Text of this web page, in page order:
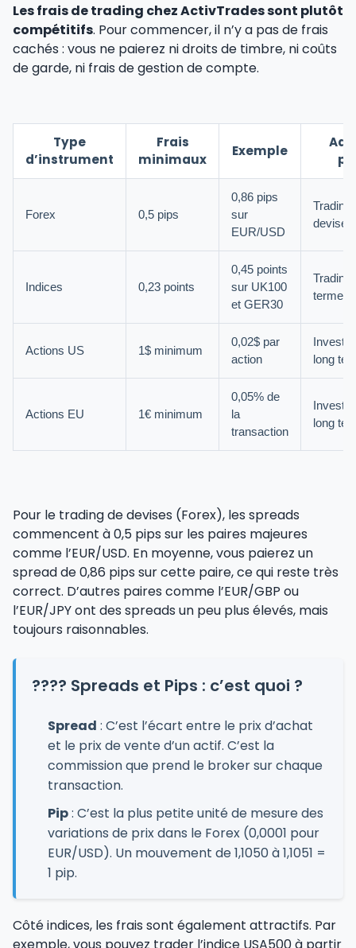
Les frais de trading chez ActivTrades sont plutôt
compétitifs. Pour commencer, il n’y a pas de frais
cachés : vous ne paierez ni droits de timbre, ni coûts
de garde, ni frais de gestion de compte.
Type
d’instrument
Frais
minimaux
Exemple
Forex 0,5 pips
0,86 pips
sur
EUR/USD
Trading
devises
Indices 0,23 points
0,45 points
sur UK100
et GER30
Trading
terme
Actions US 1$ minimum
0,02$ par
action
long
Actions EU 1€ minimum
0,05% de
la
transaction
long
Pour le trading de devises (Forex), les spreads
commencent à 0,5 pips sur les paires majeures
comme l’EUR/USD. En moyenne, vous paierez un
spread de 0,86 pips sur cette paire, ce qui reste très
correct. D’autres paires comme l’EUR/GBP ou
l’EUR/JPY ont des spreads un peu plus élevés, mais
toujours raisonnables.
???? Spreads et Pips : c’est quoi ?
Spread : C’est l’écart entre le prix d’achat
et le prix de vente d’un actif. C’est la
commission que prend le broker sur chaque
transaction.
Pip: C’est la plus petite unité de mesure des
variations de prix dans le Forex (0,0001 pour
EUR/USD). Un mouvement de 1,1050 à 1,1051 =
1 pip.
Côté indices, les frais sont également attractifs. Par
exemple, vous pouvez trader l’indice USA500 à partir